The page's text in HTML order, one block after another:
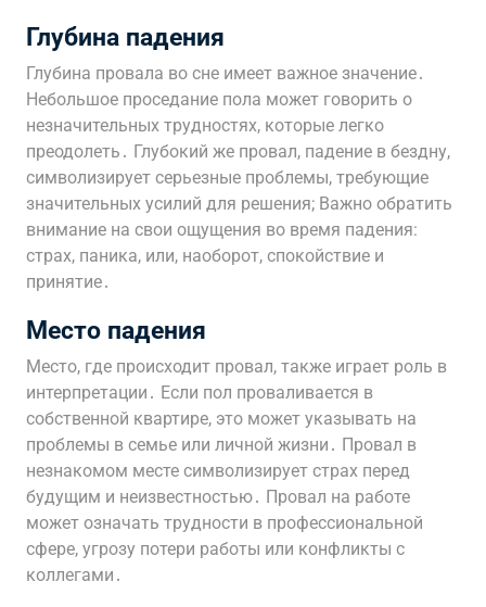
Глубина падения
Глубина провала во сне имеет важное значение․
Небольшое проседание пола может говорить о
незначительных трудностях, которые легко
преодолеть․ Глубокий же провал, падение в бездну,
символизирует серьезные проблемы, требующие
значительных усилий для решения; Важно обратить
внимание на свои ощущения во время падения:
страх, паника, или, наоборот, спокойствие и
принятие․
Место падения
Место, где происходит провал, также играет роль в
интерпретации․ Если пол проваливается в
собственной квартире, это может указывать на
проблемы в семье или личной жизни․ Провал в
незнакомом месте символизирует страх перед
будущим и неизвестностью․ Провал на работе
может означать трудности в профессиональной
сфере, угрозу потери работы или конфликты с
коллегами․